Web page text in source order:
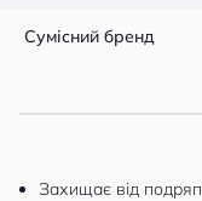
Сумісний бренд
Захищає від